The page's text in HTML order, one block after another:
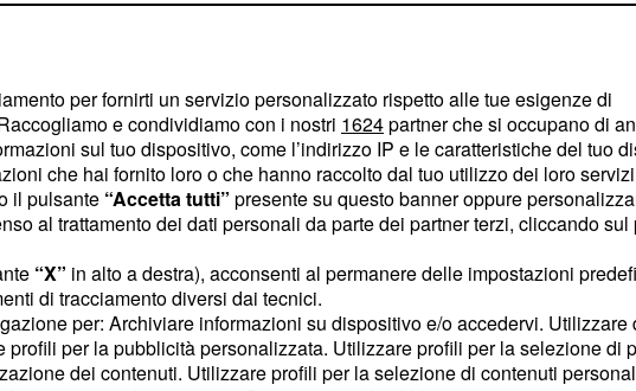
Robella.
tifosi,
doni e
profanare
muri della
"Da
"10, 100,
per fornirti un servizio personalizzato rispetto alle tue esigenze di
e condividiamo con i nostri 1624partner che si occupano di
sul tuo dispositivo, come l’indirizzo IP e le caratteristiche del tuo
che hai fornito loro o che hanno raccolto dal tuo utilizzo dei loro
il pulsante “Accetta tutti” presente su questo banner oppure
al trattamento dei dati personali da parte dei partner terzi, cliccando sul
“X” in alto a destra), acconsenti al permanere delle impostazioni
di tracciamento diversi dai tecnici.
per: Archiviare informazioni su dispositivo e/o accedervi. Utilizzare
per la pubblicità personalizzata. Utilizzare profili per la selezione di
dei contenuti. Utilizzare profili per la selezione di contenuti